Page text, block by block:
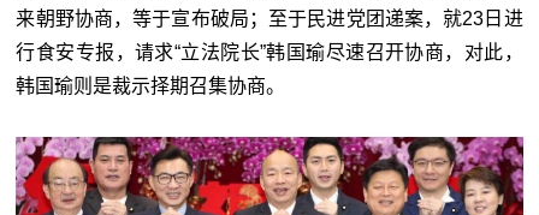
来朝野协商，等于宣布破局；至于民进党团递案，就23日进
行食安专报，请求“立法院长”韩国瑜尽速召开协商，对此，
韩国瑜则是裁示择期召集协商。